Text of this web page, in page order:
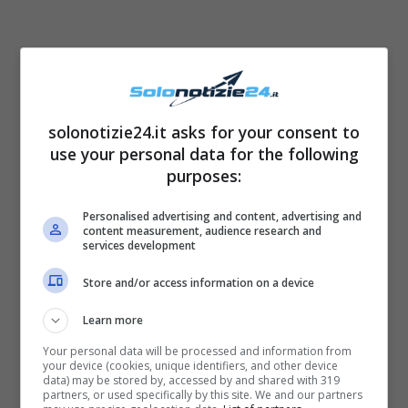
solonotizie24.it asks for your consent to
use your personal data for the following
purposes:
Personalised advertising and content, advertising and
content measurement, audience research and
services development
Store and/or access information on a device
Learn more
Your personal data will be processed and information from
your device (cookies, unique identifiers, and other device
data) may be stored by, accessed by and shared with 319
partners, or used specifically by this site. We and our partners